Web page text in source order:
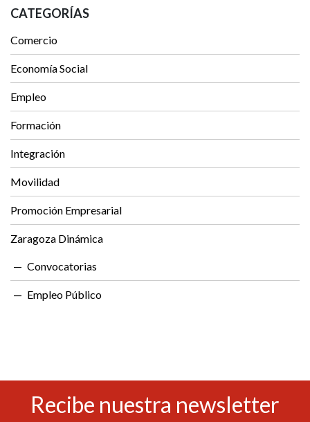
CATEGORÍAS
Comercio
Economía Social
Empleo
Formación
Integración
Movilidad
Promoción Empresarial
Zaragoza Dinámica
Convocatorias
Empleo Público
Recibe nuestra newsletter